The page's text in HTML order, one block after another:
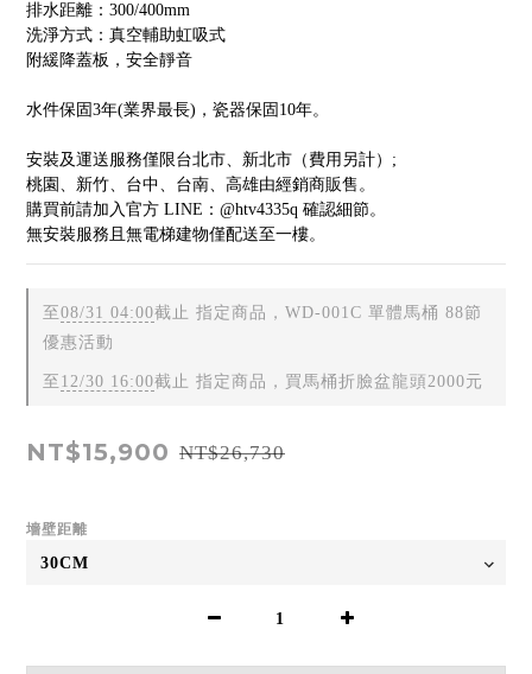
排水距離：300/400mm
洗淨方式：真空輔助虹吸式
附緩降蓋板，安全靜音
水件保固3年(業界最長)，瓷器保固10年。
安裝及運送服務僅限台北市、新北市（費用另計）;
桃園、新竹、台中、台南、高雄由經銷商販售。
購買前請加入官方 LINE：@htv4335q 確認細節。
無安裝服務且無電梯建物僅配送至一樓。
至 08/31 04:00截止 指定商品，WD-001C 單體馬桶 88節
優惠活動
至 12/30 16:00截止 指定商品，買馬桶折臉盆龍頭2000元
NT$15,900 NT$26,730
墻壁距離